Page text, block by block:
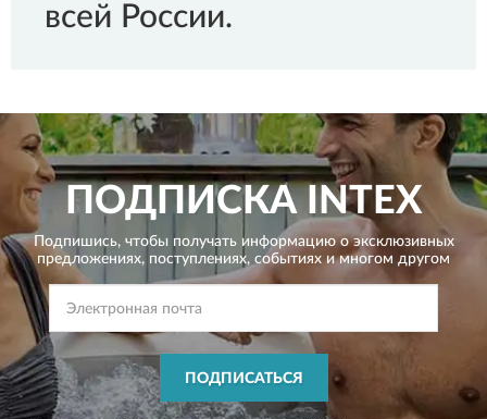
всей России.
ПОДПИСКАINTEX
Подпишись, чтобы получать информацию о эксклюзивных
предложениях, поступлениях, событиях и многом другом
ПОДПИСАТЬСЯ